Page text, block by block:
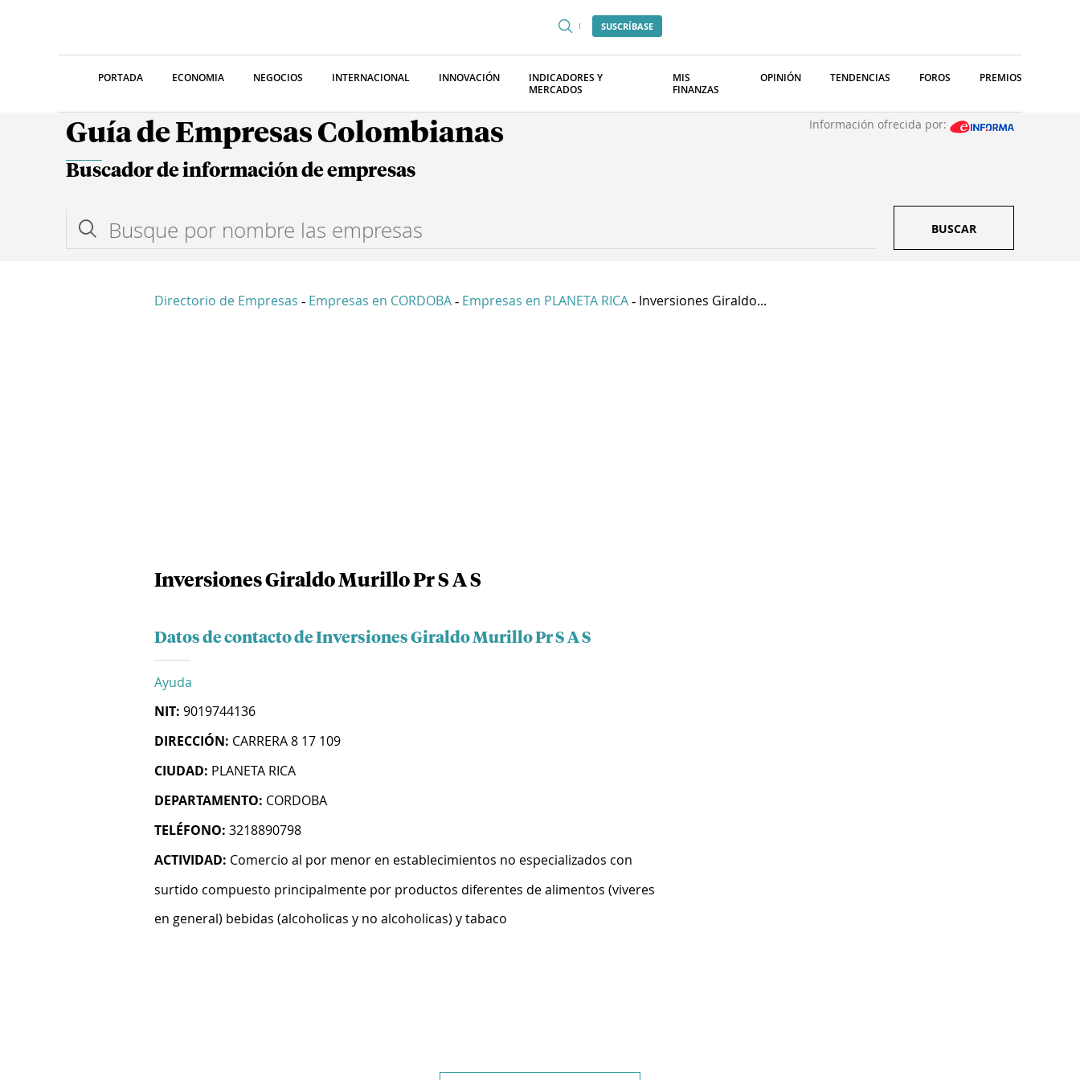
SUSCRÍBASE
PORTADA ECONOMIA NEGOCIOS INTERNACIONAL INNOVACIÓN
INDICADORES Y
MERCADOS
MIS
FINANZAS
OPINIÓN TENDENCIAS FOROS PREMIOS
Guía de Empresas Colombianas Información ofrecida por:
Buscador de información de empresas
BUSCAR
Directorio de Empresas - Empresas en CORDOBA - Empresas en PLANETA RICA - Inversiones Giraldo...
Inversiones Giraldo Murillo Pr S A S
Datos de contacto de Inversiones Giraldo Murillo Pr S A S
Ayuda
NIT: 9019744136
DIRECCIÓN: CARRERA 8 17 109
CIUDAD: PLANETA RICA
DEPARTAMENTO: CORDOBA
TELÉFONO: 3218890798
ACTIVIDAD: Comercio al por menor en establecimientos no especializados con
surtido compuesto principalmente por productos diferentes de alimentos (viveres
en general) bebidas (alcoholicas y no alcoholicas) y tabaco